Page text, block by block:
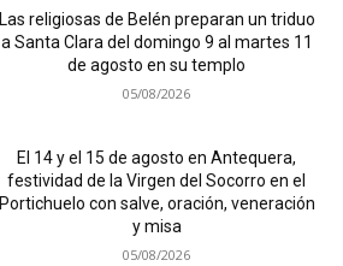
Las religiosas de Belén preparan un triduo
a Santa Clara del domingo 9 al martes 11
de agosto en su templo
05/08/2026
El 14 y el 15 de agosto en Antequera,
festividad de la Virgen del Socorro en el
Portichuelo con salve, oración, veneración
y misa
05/08/2026